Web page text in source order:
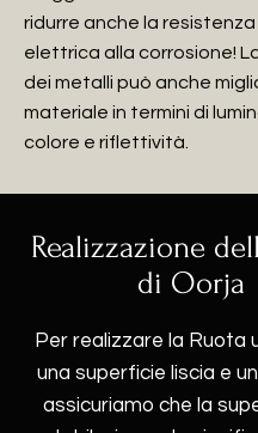
ridurre anche la resistenza
elettrica alla corrosione!
dei metalli può anche
materiale in termini di
colore e riflettività.
Realizzazione
di Oorja
Per realizzare la Ruota
una superficie liscia e
assicuriamo che la